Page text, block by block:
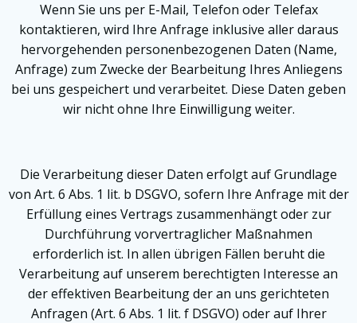
Wenn Sie uns per E-Mail, Telefon oder Telefax
kontaktieren, wird Ihre Anfrage inklusive aller daraus
hervorgehenden personenbezogenen Daten (Name,
Anfrage) zum Zwecke der Bearbeitung Ihres Anliegens
bei uns gespeichert und verarbeitet. Diese Daten geben
wir nicht ohne Ihre Einwilligung weiter.
Die Verarbeitung dieser Daten erfolgt auf Grundlage
von Art. 6 Abs. 1 lit. b DSGVO, sofern Ihre Anfrage mit der
Erfüllung eines Vertrags zusammenhängt oder zur
Durchführung vorvertraglicher Maßnahmen
erforderlich ist. In allen übrigen Fällen beruht die
Verarbeitung auf unserem berechtigten Interesse an
der effektiven Bearbeitung der an uns gerichteten
Anfragen (Art. 6 Abs. 1 lit. f DSGVO) oder auf Ihrer